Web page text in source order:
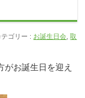
テゴリー : お誕生日会 ,取
がお誕生日を迎え